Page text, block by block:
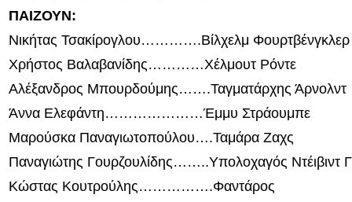
ΠΑΙΖΟΥΝ:
Νικήτας Τσακίρογλου………….Βίλχελμ Φουρτβένγκλερ
Χρήστος Βαλαβανίδης…………Χέλμουτ Ρόντε
Αλέξανδρος Μπουρδούμης…….Ταγματάρχης Άρνολντ
Άννα Ελεφάντη…………………Έμμυ Στράουμπε
Μαρούσκα Παναγιωτοπούλου….Ταμάρα Ζαχς
Παναγιώτης Γουρζουλίδης……..Υπολοχαγός Ντέιβιντ
Κώστας Κουτρούλης…………….Φαντάρος